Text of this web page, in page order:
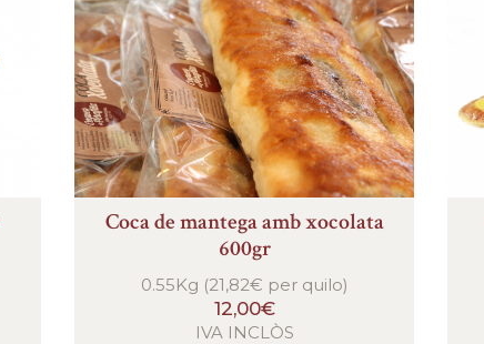
Coca de mantega amb xocolata
600gr
0.55Kg (21,82€ per quilo)
12,00€
IVA INCLÒS